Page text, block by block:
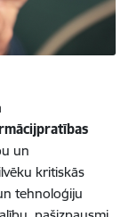
un
kritiskās
tehnoloģiju